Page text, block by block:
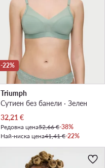
-22%
Triumph
Сутиен без банели · Зелен
Актуална цена
32,21 €
Редовна цена52,66 €-38%
Най-ниска цена41,41 €-22%